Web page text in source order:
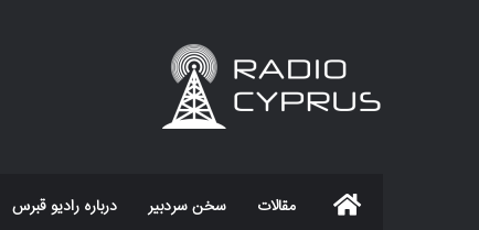
مقالات سخن سردبیر درباره رادیو قبرس